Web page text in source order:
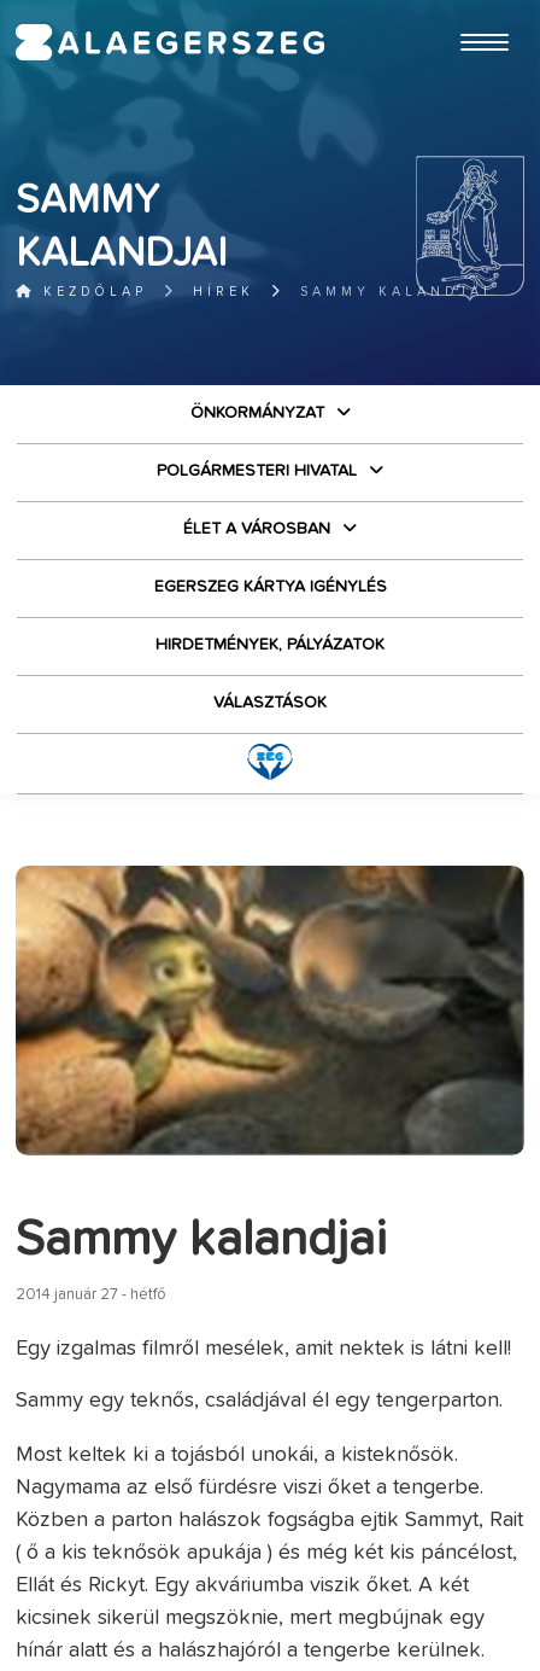
SAMMY
KALANDJAI
KEZDŐLAP HÍREK SAMMY KALANDJAI
ÖNKORMÁNYZAT
POLGÁRMESTERI HIVATAL
ÉLET A VÁROSBAN
EGERSZEG KÁRTYA IGÉNYLÉS
HIRDETMÉNYEK, PÁLYÁZATOK
VÁLASZTÁSOK
Sammy kalandjai
2014 január 27 - hétfő
Egy izgalmas filmről mesélek, amit nektek is látni kell!
Sammy egy teknős, családjával él egy tengerparton.
Most keltek ki a tojásból unokái, a kisteknősök.
Nagymama az első fürdésre viszi őket a tengerbe.
Közben a parton halászok fogságba ejtik Sammyt, Rait
( ő a kis teknősök apukája ) és még két kis páncélost,
Ellát és Rickyt. Egy akváriumba viszik őket. A két
kicsinek sikerül megszöknie, mert megbújnak egy
hínár alatt és a halászhajóról a tengerbe kerülnek.